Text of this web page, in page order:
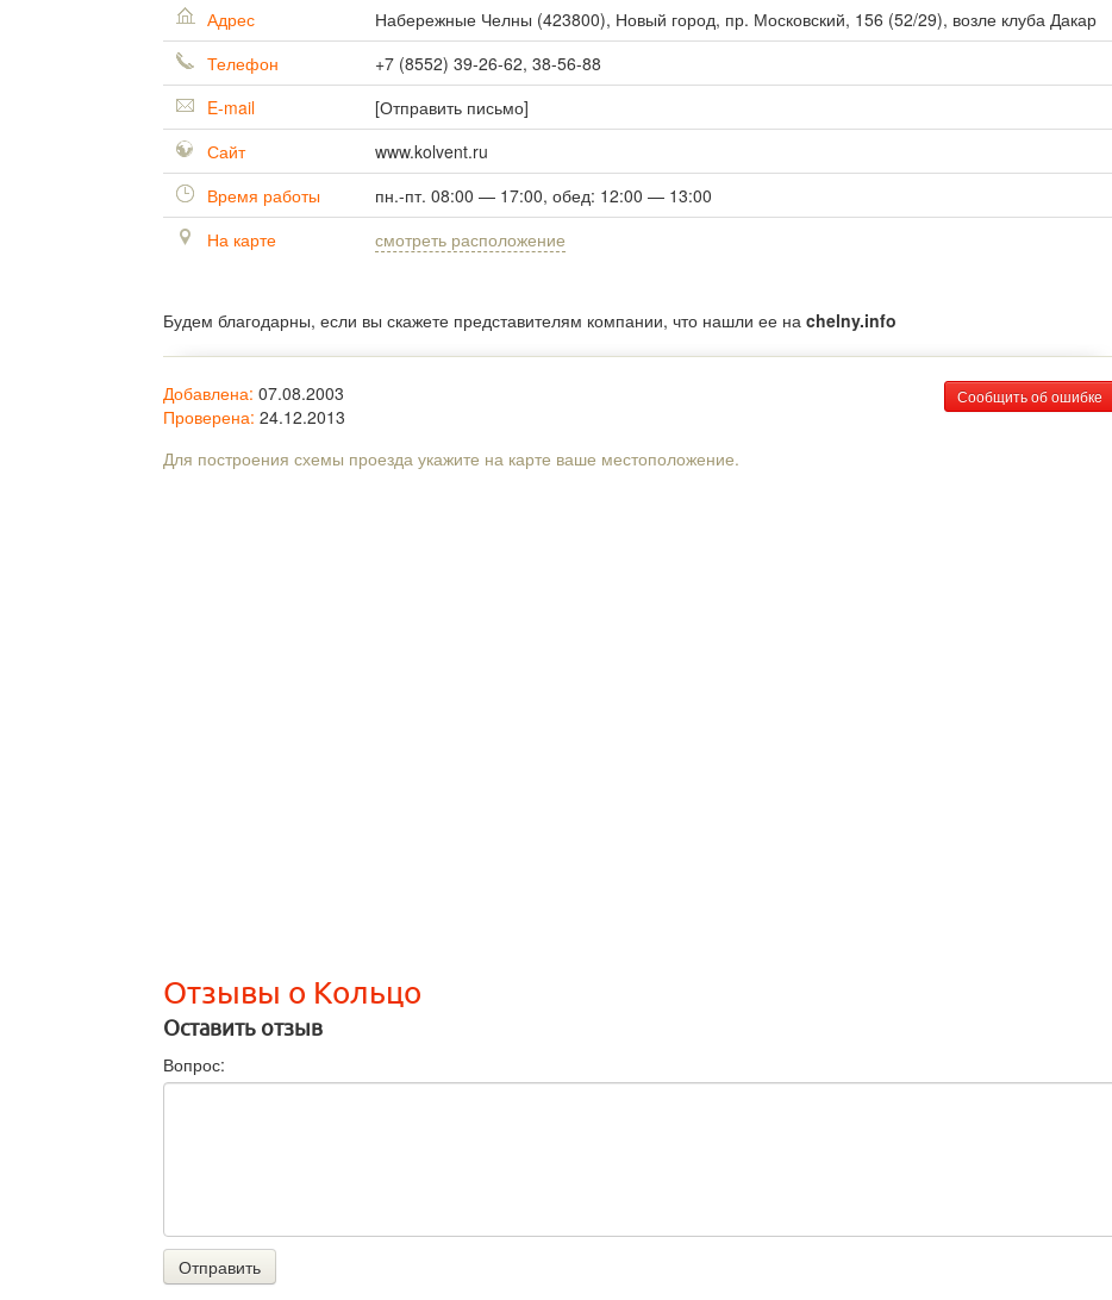
Адрес Набережные Челны (423800), Новый город, пр. Московский, 156 (52/29), возле клуба Дакар
Телефон
+7 (8552) 39-26-62, 38-56-88
E-mail
[Отправить письмо]
Сайт
www.kolvent.ru
Время работы
пн.-пт. 08:00 — 17:00, обед: 12:00 — 13:00
На карте
смотреть расположение
Будем благодарны, если вы скажете представителям компании, что нашли ее на chelny.info
Сообщить об ошибке
Добавлена: 07.08.2003
Проверена: 24.12.2013
Для построения схемы проезда укажите на карте ваше местоположение.
Отзывы о Кольцо
Оставить отзыв
Вопрос:
Отправить